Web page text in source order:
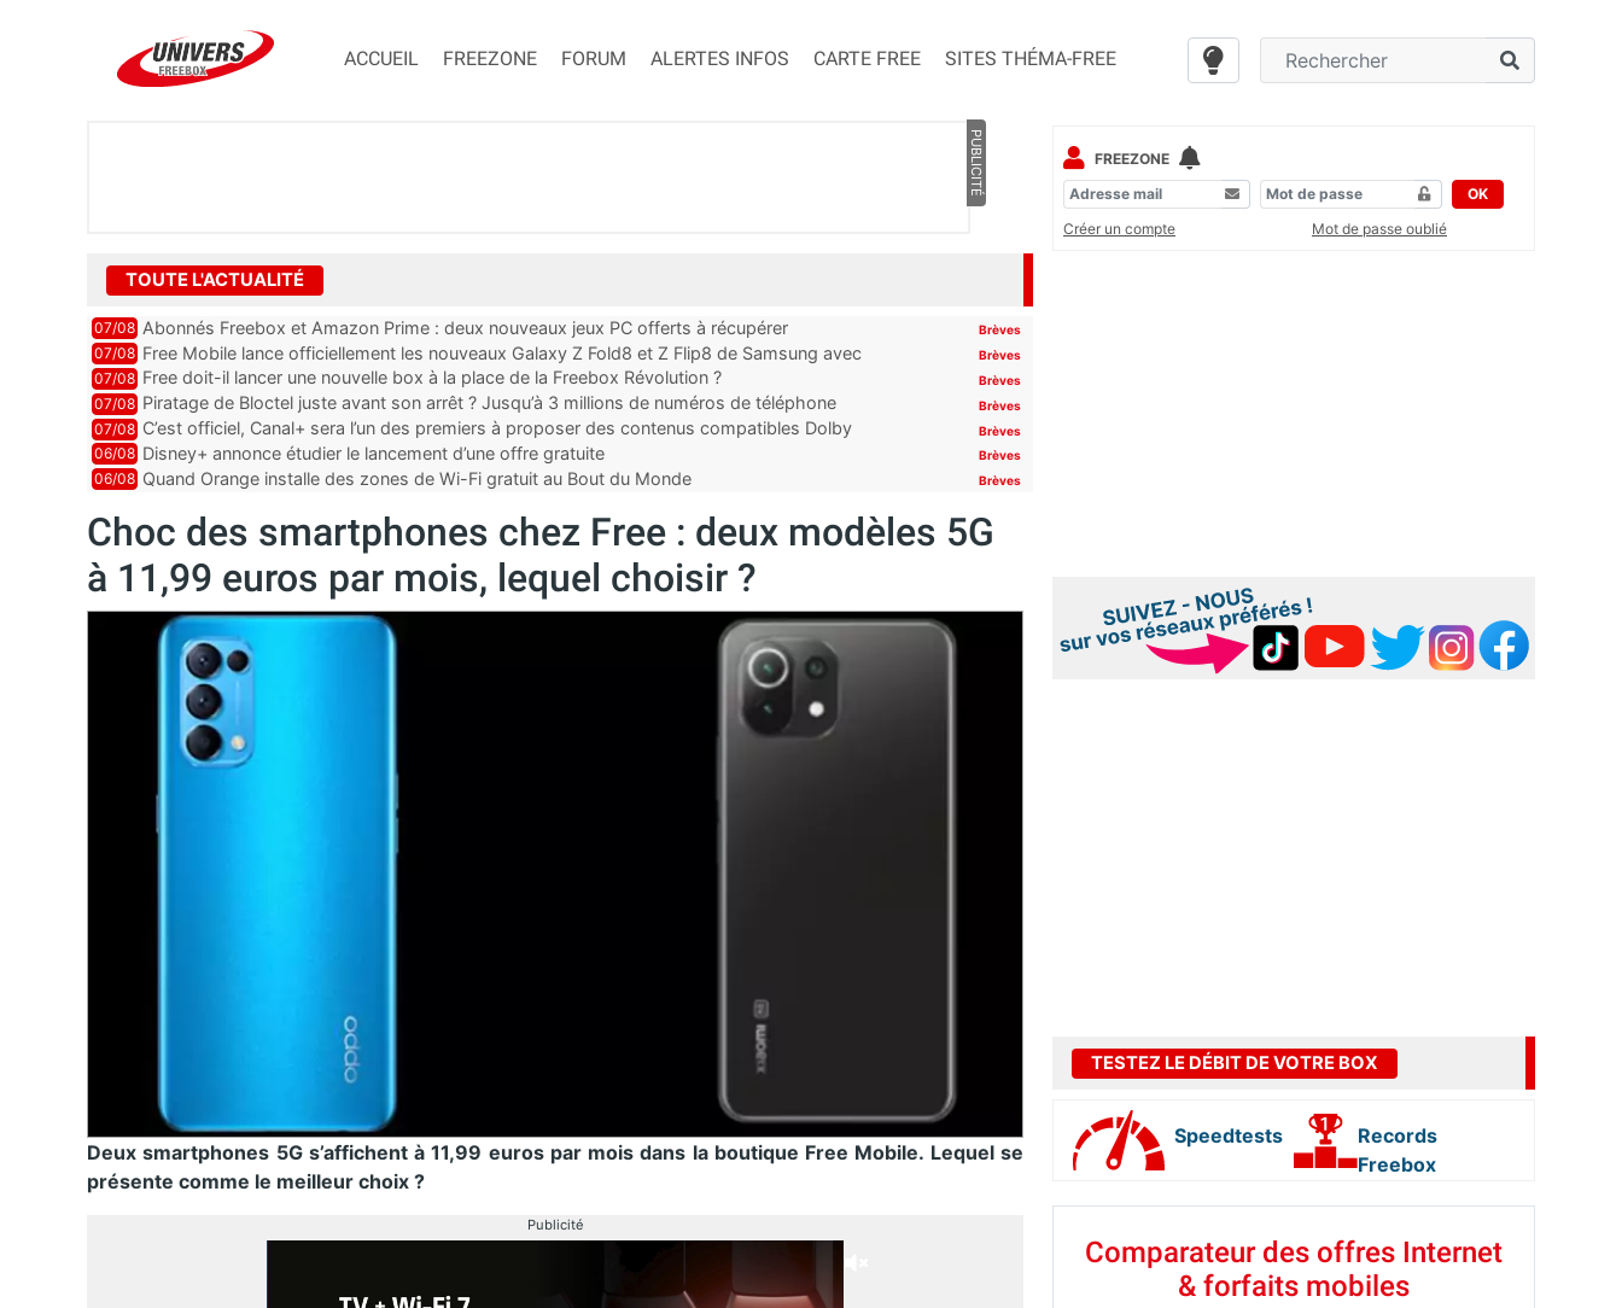
ACCUEIL FREEZONE FORUM ALERTES INFOS CARTE FREE SITES THÉMA-FREE
PUBLICITÉ
TOUTE L'ACTUALITÉ
07/08 Abonnés Freebox et Amazon Prime : deux nouveaux jeux PC offerts à récupérer Brèves
07/08 Free Mobile lance officiellement les nouveaux Galaxy Z Fold8 et Z Flip8 de Samsung avec
des promos et des cadeaux
Brèves
07/08 Free doit-il lancer une nouvelle box à la place de la Freebox Révolution ? Brèves
07/08 Piratage de Bloctel juste avant son arrêt ? Jusqu’à 3 millions de numéros de téléphone
auraient fuité
Brèves
07/08 C’est officiel, Canal+ sera l’un des premiers à proposer des contenus compatibles Dolby
Vision 2
Brèves
06/08 Disney+ annonce étudier le lancement d’une offre gratuite Brèves
06/08 Quand Orange installe des zones de Wi-Fi gratuit au Bout du Monde Brèves
Choc des smartphones chez Free : deux modèles 5G
à 11,99 euros par mois, lequel choisir ?
Deux smartphones 5G s’affichent à 11,99 euros par mois dans la boutique Free Mobile. Lequel se
présente comme le meilleur choix ?
Publicité
FREEZONE
OK
Créer un compte
Mot de passe oublié
TESTEZ LE DÉBIT DE VOTRE BOX
Speedtests
Records
Freebox
Comparateur des offres Internet
& forfaits mobiles